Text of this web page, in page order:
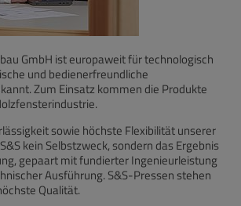
GmbH ist europaweit für technologisch
und bedienerfreundliche
Zum Einsatz kommen die Produkte
sowie höchste Flexibilität unserer
kein Selbstzweck, sondern das Ergebnis
gepaart mit fundierter Ingenieurleistung
Ausführung. S&S-Pressen stehen
Qualität.